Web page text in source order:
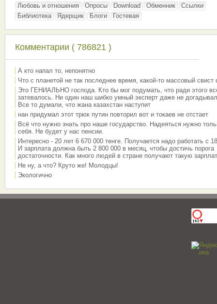
Любовь и отношения
Опросы Download Обменник
Ссылки
Библиотека
Ядерщик Блоги Гостевая
Комментарии ( 786821 )
А кто напал то, непонятно
Что с планетой не так последнее время, какой-то массовый свист
Это ГЕНИАЛЬНО господа. Кто бы мог подумать, что ради этого
затевалось. Ни один наш шибко умный эксперт даже не
Все то думали, что жана казахстан наступит
нан придумал этот трюк путин повторил вот и токаев не отстает
Всё что нужно знать про наше государство. Надеяться нужно
себя. Не будет у нас пенсии.
Интересно - 20 лет 6 670 000 тенге. Получается надо работать с
И зарплата должна быть 2 800 000 в месяц, чтобы достичь порога
достаточности. Как много людей в стране получают такую
Не ну, а что? Круто же! Молодцы!
Экологично